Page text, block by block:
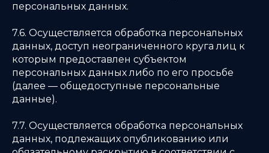
персональных данных.
7.6. Осуществляется обработка персональных
данных, доступ неограниченного круга лиц к
которым предоставлен субъектом
персональных данных либо по его просьбе
(далее — общедоступные персональные
данные).
7.7. Осуществляется обработка персональных
данных, подлежащих опубликованию или